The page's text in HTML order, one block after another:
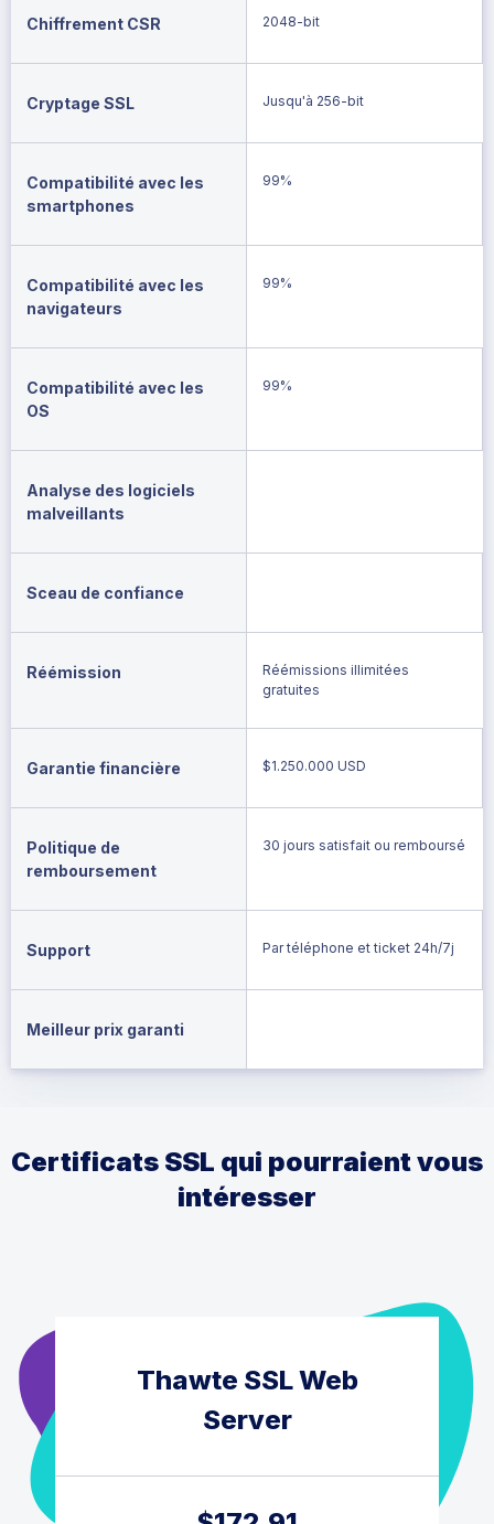
Chiffrement CSR 2048-bit
Cryptage SSL Jusqu'à 256-bit
Compatibilité avec les
smartphones
99%
Compatibilité avec les
navigateurs
99%
Compatibilité avec les
OS
99%
Analyse des logiciels
malveillants
Sceau de confiance
Réémission
Réémissions illimitées
gratuites
Garantie financière $1.250.000 USD
Politique de
remboursement
30 jours satisfait ou remboursé
Support Par téléphone et ticket 24h/7j
Meilleur prix garanti
Certificats SSL qui pourraient vous
intéresser
Thawte SSL Web
Server